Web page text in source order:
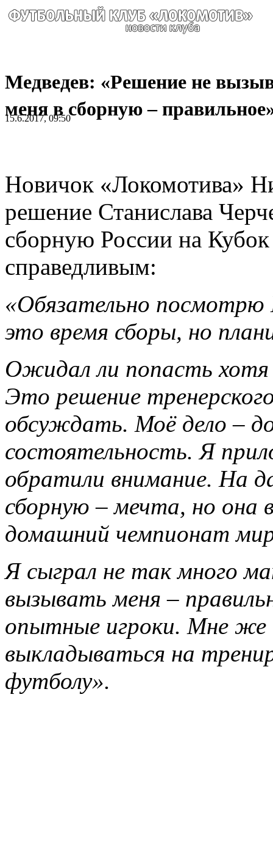
Медведев: «Решение не
меня в сборную –
15.6.2017, 09:50
Новичок «Локомотива»
решение Станислава
сборную России на
справедливым:
«Обязательно посмотрю
это время сборы, но
Ожидал ли попасть
Это решение
обсуждать. Моё дело –
состоятельность. Я
обратили внимание. На
сборную – мечта, но она
домашний чемпионат
Я сыграл не так много
вызывать меня–
опытные игроки. Мне
выкладываться на
футболу».